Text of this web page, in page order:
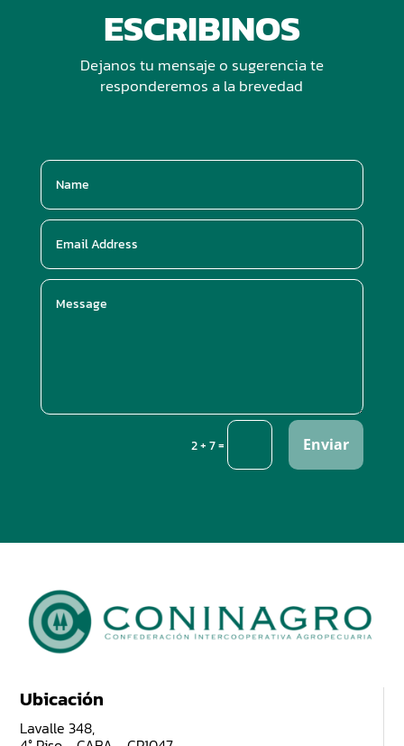
ESCRIBINOS
Dejanos tu mensaje o sugerencia te
responderemos a la brevedad
2 + 7= Enviar
Ubicación
Lavalle 348,